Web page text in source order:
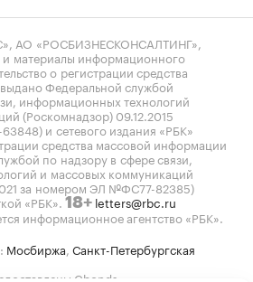
АО «РОСБИЗНЕСКОНСАЛТИНГ»,
и материалы информационного
о регистрации средства
Федеральной службой
информационных технологий
(Роскомнадзор) 09.12.2015
и сетевого издания «РБК»
средства массовой информации
по надзору в сфере связи,
и массовых коммуникаций
за номером ЭЛ №ФС77-82385)
«РБК». 18+ letters@rbc.ru
информационное агентство «РБК».
Мосбиржа Санкт-Петербургская
Cbonds.